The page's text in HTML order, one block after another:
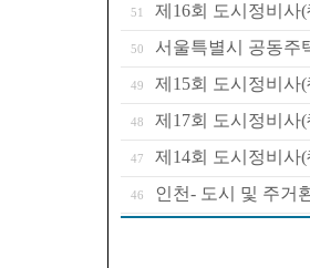
51 제16회 도시정비사
50 서울특별시 공동주
49 제15회 도시정비사
48 제17회 도시정비사
47 제14회 도시정비사
46 인천- 도시 및 주거